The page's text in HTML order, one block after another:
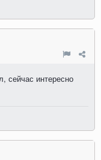
сейчас интересно